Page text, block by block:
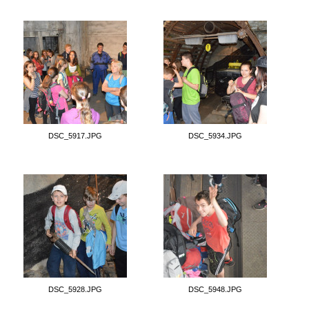
DSC_5917.JPG DSC_5934.JPG
DSC_5928.JPG DSC_5948.JPG